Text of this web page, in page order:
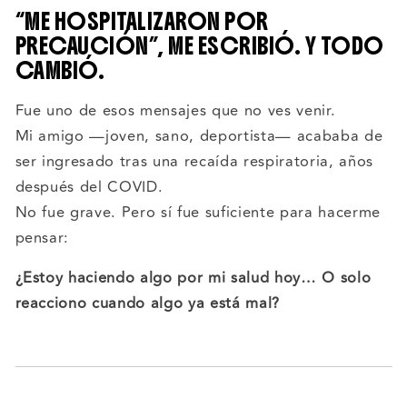
“ME HOSPITALIZARON POR
PRECAUCIÓN”, ME ESCRIBIÓ. Y TODO
CAMBIÓ.
Fue uno de esos mensajes que no ves venir.
Mi amigo —joven, sano, deportista— acababa de
ser ingresado tras una recaída respiratoria, años
después del COVID.
No fue grave. Pero sí fue suficiente para hacerme
pensar:
¿Estoy haciendo algo por mi salud hoy… O solo
reacciono cuando algo ya está mal?